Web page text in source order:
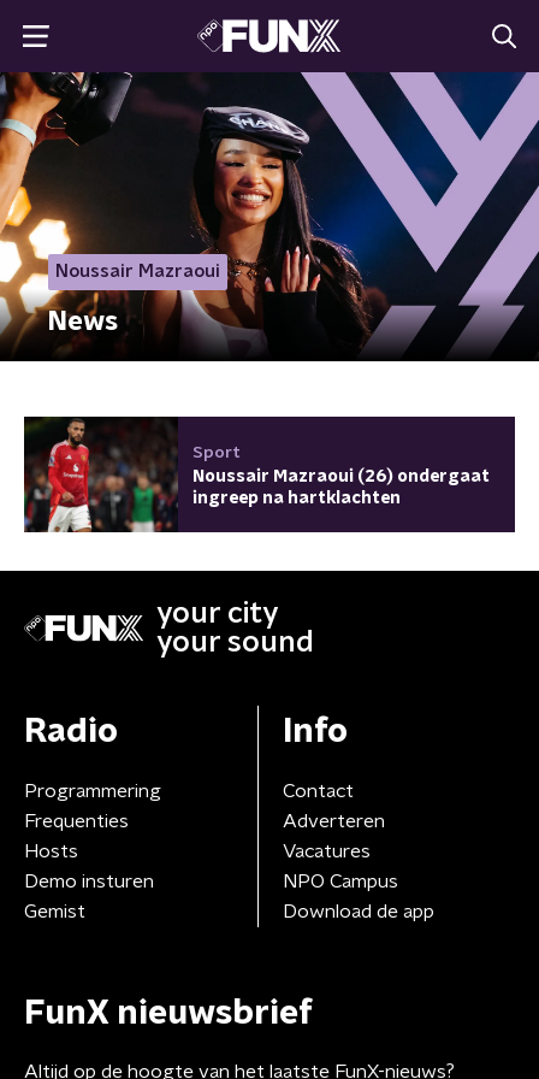
Noussair Mazraoui
News
Sport
Noussair Mazraoui (26) ondergaat
ingreep na hartklachten
your city
your sound
Radio
Programmering
Frequenties
Hosts
Demo insturen
Gemist
Info
Contact
Adverteren
Vacatures
NPO Campus
Download de app
FunX nieuwsbrief
Altijd op de hoogte van het laatste FunX-nieuws?